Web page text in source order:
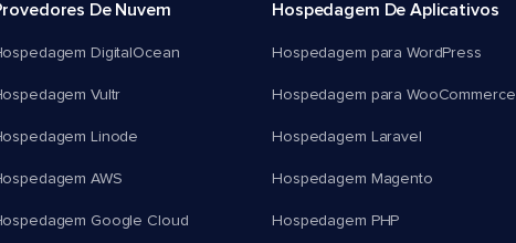
De Nuvem
DigitalOcean
Vultr
Linode
AWS
Google Cloud
Hospedagem De Aplicativos
Hospedagem para WordPress
Hospedagem para WooCommerce
Hospedagem Laravel
Hospedagem Magento
Hospedagem PHP